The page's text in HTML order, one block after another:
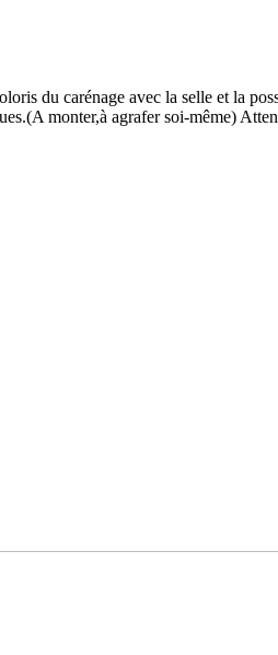
du carénage avec la selle et la
monter,à agrafer soi-même)